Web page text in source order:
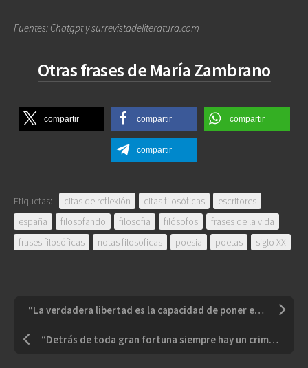
Fuentes: Chatgpt y surrevistadeliteratura.com
Otras frases de María Zambrano
compartir compartir compartir
compartir
Etiquetas: citas de reflexión citas filosóficas
escritores
españa
filosofando filosofia filósofos
frases de la vida
frases filosóficas
notas filosoficas poesia poetas siglo XX
“La verdadera libertad es la capacidad de poner en práctica nuestros sueños”
“Detrás de toda gran fortuna siempre hay un crimen”